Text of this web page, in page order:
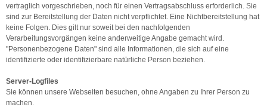
vertraglich vorgeschrieben, noch für einen Vertragsabschluss erforderlich. Sie
sind zur Bereitstellung der Daten nicht verpflichtet. Eine Nichtbereitstellung hat
keine Folgen. Dies gilt nur soweit bei den nachfolgenden
Verarbeitungsvorgängen keine anderweitige Angabe gemacht wird.
"Personenbezogene Daten" sind alle Informationen, die sich auf eine
identifizierte oder identifizierbare natürliche Person beziehen.
Server-Logfiles
Sie können unsere Webseiten besuchen, ohne Angaben zu Ihrer Person zu
machen.